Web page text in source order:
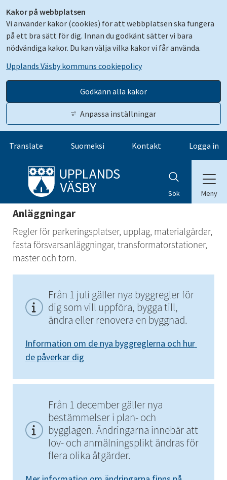
Kakor på webbplatsen
Vi använder kakor (cookies) för att webbplatsen ska fungera
på ett bra sätt för dig. Innan du godkänt sätter vi bara
nödvändiga kakor. Du kan välja vilka kakor vi får använda.
Upplands Väsby kommuns cookiepolicy
Godkänn alla kakor
Anpassa inställningar
Gå till innehåll
Translate Suomeksi Kontakt Logga in
Sök Meny
Anläggningar
Regler för parkeringsplatser, upplag, materialgårdar,
fasta försvarsanläggningar, transformatorstationer,
master och torn.
Från 1 juli gäller nya byggregler för
dig som vill uppföra, bygga till,
ändra eller renovera en byggnad.
Information om de nya byggreglerna och hur
de påverkar dig
Från 1 december gäller nya
bestämmelser i plan- och
bygglagen. Ändringarna innebär att
lov- och anmälningsplikt ändras för
flera olika åtgärder.